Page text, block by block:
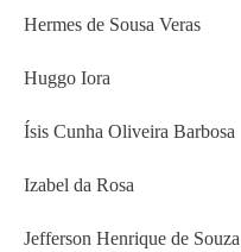
Hermes de Sousa Veras
Huggo Iora
Ísis Cunha Oliveira Barbosa
Izabel da Rosa
Jefferson Henrique de Souza